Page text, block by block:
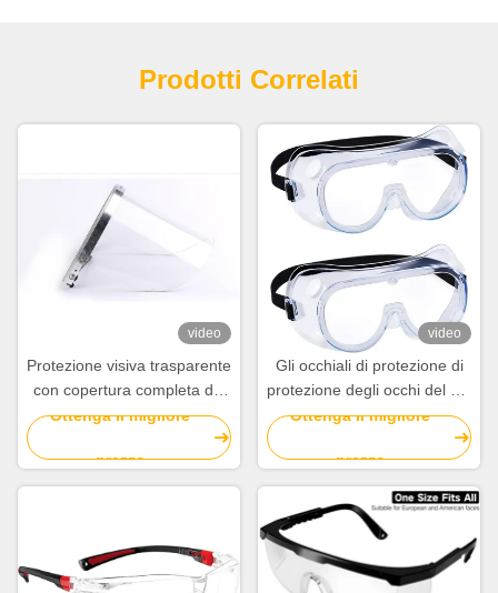
Prodotti Correlati
video
Protezione visiva trasparente
con copertura completa del
viso ideale per ambienti
Ottenga il migliore
prezzo
video
Gli occhiali di protezione di
protezione degli occhi del PC
del PVC del lavoro della
occhiali di protezione della
prova
Ottenga il migliore
prezzo